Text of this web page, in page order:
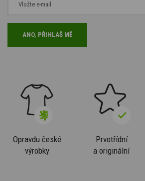
Opravdu české
výrobky
Prvotřídní
a originální